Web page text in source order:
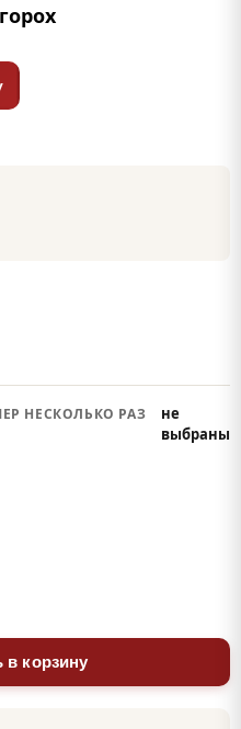
НЕСКОЛЬКО РАЗ
не
выбраны
в корзину